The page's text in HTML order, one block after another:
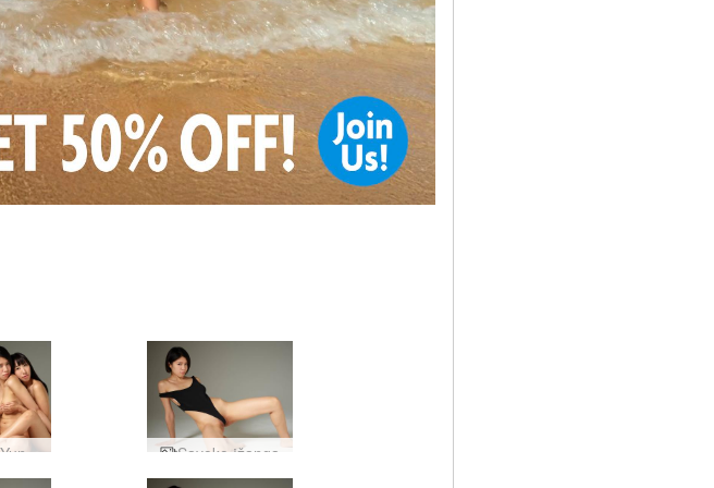
Sayoko ir Yun japonų aktai Sayoko įžanga